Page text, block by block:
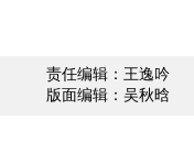
责任编辑：王逸吟
版面编辑：吴秋晗